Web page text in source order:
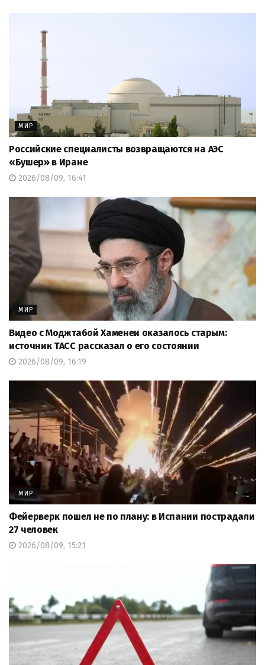
МИР
Российские специалисты возвращаются на АЭС
«Бушер» в Иране
2026/08/09, 16:41
МИР
Видео с Моджтабой Хаменеи оказалось старым:
источник ТАСС рассказал о его состоянии
2026/08/09, 16:19
МИР
Фейерверк пошел не по плану: в Испании пострадали
27 человек
2026/08/09, 15:21